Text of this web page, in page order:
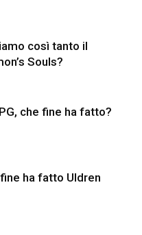
così tanto il
Souls?
che fine ha fatto?
ha fatto Uldren